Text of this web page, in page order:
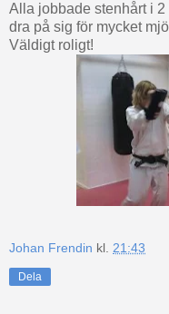
Alla jobbade stenhårt i
dra på sig för mycket
Väldigt roligt!
Johan Frendin kl. 21:43
Dela